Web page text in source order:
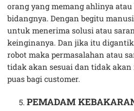
orang yang memang ahlinya
bidangnya. Dengan begitu
untuk menerima solusi atau
keinginanya. Dan jika itu
robot maka permasalahan atau
tidak akan sesuai dan tidak akan
puas bagi customer.
PEMADAM